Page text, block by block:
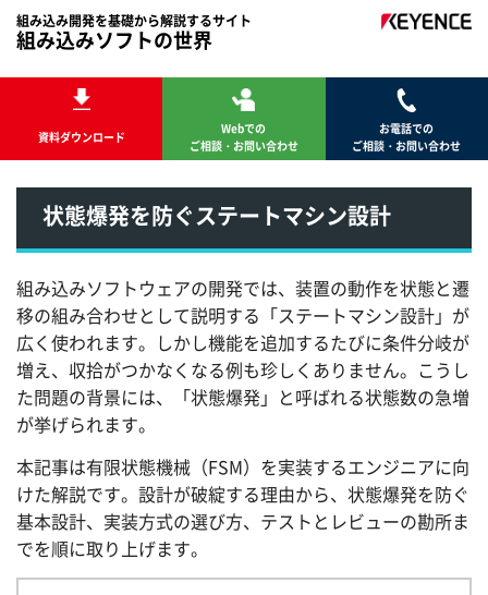
組み込み開発を基礎から解説するサイト
組み込みソフトの世界
資料ダウンロード
Webでの
ご相談・お問い合わせ
お電話での
ご相談・お問い合わせ
状態爆発を防ぐステートマシン設計
組み込みソフトウェアの開発では、装置の動作を状態と遷
移の組み合わせとして説明する「ステートマシン設計」が
広く使われます。しかし機能を追加するたびに条件分岐が
増え、収拾がつかなくなる例も珍しくありません。こうし
た問題の背景には、「状態爆発」と呼ばれる状態数の急増
が挙げられます。
本記事は有限状態機械（FSM）を実装するエンジニアに向
けた解説です。設計が破綻する理由から、状態爆発を防ぐ
基本設計、実装方式の選び方、テストとレビューの勘所ま
でを順に取り上げます。